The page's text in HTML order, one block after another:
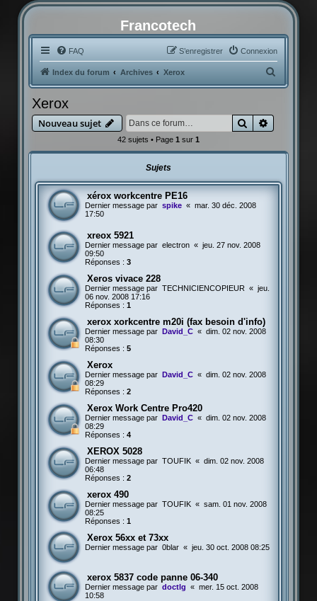
Francotech
FAQ Connexion
S’enregistrer
Index du forum Archives Xerox
e
Xerox
Nouveau sujet Rechercher
42 sujets • Page 1sur 1
Sujets
xérox workcentre PE16
Dernier message par spike « mar. 30 déc. 2008
17:50
xreox 5921
Dernier message par electron « jeu. 27 nov. 2008
09:50
Réponses : 3
Xeros vivace 228
Dernier message par TECHNICIENCOPIEUR « jeu.
06 nov. 2008 17:16
Réponses : 1
xerox xorkcentre m20i (fax besoin d'info)
Dernier message par David_C « dim. 02 nov. 2008
08:30
Réponses : 5
Xerox
Dernier message par David_C « dim. 02 nov. 2008
08:29
Réponses : 2
Xerox Work Centre Pro420
Dernier message par David_C « dim. 02 nov. 2008
08:29
Réponses : 4
XEROX 5028
Dernier message par TOUFIK « dim. 02 nov. 2008
06:48
Réponses : 2
xerox 490
Dernier message par TOUFIK « sam. 01 nov. 2008
08:25
Réponses : 1
Xerox 56xx et 73xx
Dernier message par 0blar « jeu. 30 oct. 2008 08:25
xerox 5837 code panne 06-340
Dernier message par doctlg « mer. 15 oct. 2008
10:58